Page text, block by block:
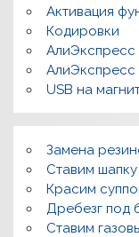
ы
Активация
Кодировки
АлиЭкспресс
АлиЭкспресс
USB на
Замена
Ставим
Красим
Дребезг под
Ставим